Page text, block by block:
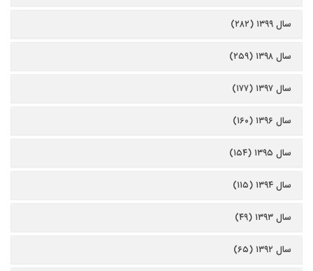
سال ۱۳۹۹ (۲۸۲)
سال ۱۳۹۸ (۲۵۹)
سال ۱۳۹۷ (۱۷۷)
سال ۱۳۹۶ (۱۶۰)
سال ۱۳۹۵ (۱۵۴)
سال ۱۳۹۴ (۱۱۵)
سال ۱۳۹۳ (۴۹)
سال ۱۳۹۲ (۶۵)